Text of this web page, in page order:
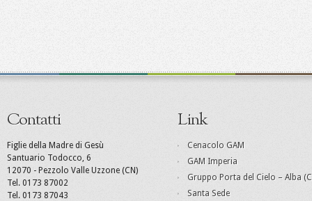
Contatti
Figlie della Madre di Gesù
Santuario Todocco, 6
12070 - Pezzolo Valle Uzzone (CN)
Tel. 0173 87002
Tel. 0173 87043
Link
Cenacolo GAM
GAM Imperia
Gruppo Porta del Cielo – Alba
Santa Sede